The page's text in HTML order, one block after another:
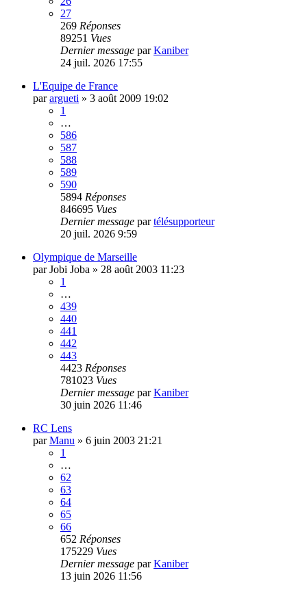
27
269 Réponses
89251 Vues
Dernier message parKaniber
24 juil. 2026 17:55
L'Equipe de France
parargueti » 3 août 2009 19:02
1
…
586
587
588
589
590
5894 Réponses
846695 Vues
Dernier message partélésupporteur
20 juil. 2026 9:59
Olympique de Marseille
parJobi Joba » 28 août 2003 11:23
1
…
439
440
441
442
443
4423 Réponses
781023 Vues
Dernier message parKaniber
30 juin 2026 11:46
RC Lens
parManu » 6 juin 2003 21:21
1
…
62
63
64
65
66
652 Réponses
175229 Vues
Dernier message parKaniber
13 juin 2026 11:56